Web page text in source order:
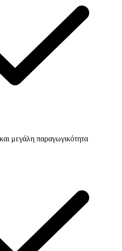
μεγάλη παραγωγικότητα